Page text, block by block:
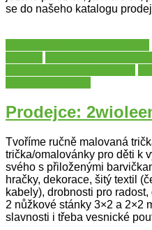
se do našeho katalogu
Prodejce:
Tvoříme ručně malovaná
trička/omalovánky pro děti k
svého s přiloženými
hračky, dekorace, šitý textil
kabely), drobnosti pro
2 nůžkové stánky 3×2 a 2×2
slavnosti i třeba vesnické